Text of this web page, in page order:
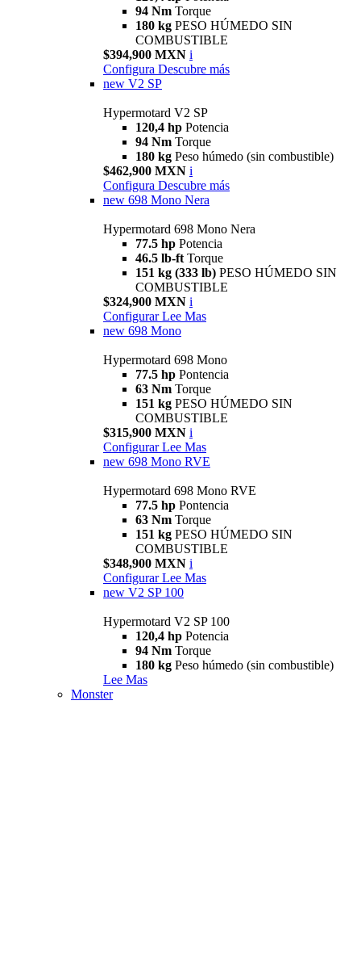
94 Nm Torque
180 kg PESO HÚMEDO SIN
COMBUSTIBLE
$394,900 MXN i
Configura Descubre más
new V2 SP
Hypermotard V2 SP
120,4 hp Potencia
94 Nm Torque
180 kg Peso húmedo (sin combustible)
$462,900 MXN i
Configura Descubre más
new 698 Mono Nera
Hypermotard 698 Mono Nera
77.5 hp Potencia
46.5 lb-ft Torque
151 kg (333 lb) PESO HÚMEDO SIN
COMBUSTIBLE
$324,900 MXN i
Configurar Lee Mas
new 698 Mono
Hypermotard 698 Mono
77.5 hp Pontencia
63 Nm Torque
151 kg PESO HÚMEDO SIN
COMBUSTIBLE
$315,900 MXN i
Configurar Lee Mas
new 698 Mono RVE
Hypermotard 698 Mono RVE
77.5 hp Pontencia
63 Nm Torque
151 kg PESO HÚMEDO SIN
COMBUSTIBLE
$348,900 MXN i
Configurar Lee Mas
new V2 SP 100
Hypermotard V2 SP 100
120,4 hp Potencia
94 Nm Torque
180 kg Peso húmedo (sin combustible)
Lee Mas
Monster